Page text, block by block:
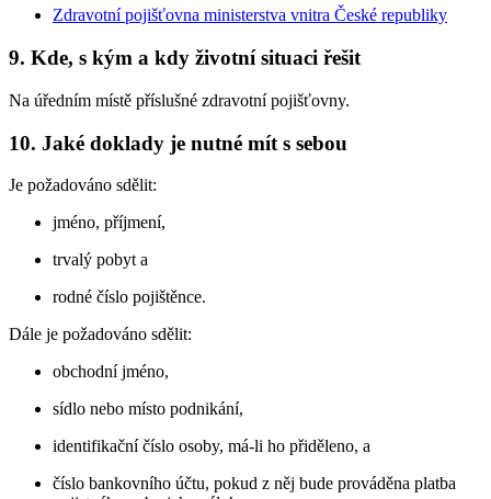
Zdravotní pojišťovna ministerstva vnitra České republiky
9. Kde, s kým a kdy životní situaci řešit
Na úředním místě příslušné zdravotní pojišťovny.
10. Jaké doklady je nutné mít s sebou
Je požadováno sdělit:
jméno, příjmení,
trvalý pobyt a
rodné číslo pojištěnce.
Dále je požadováno sdělit:
obchodní jméno,
sídlo nebo místo podnikání,
identifikační číslo osoby, má-li ho přiděleno, a
číslo bankovního účtu, pokud z něj bude prováděna platba